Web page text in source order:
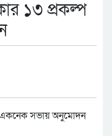
১৩ প্রকল্প